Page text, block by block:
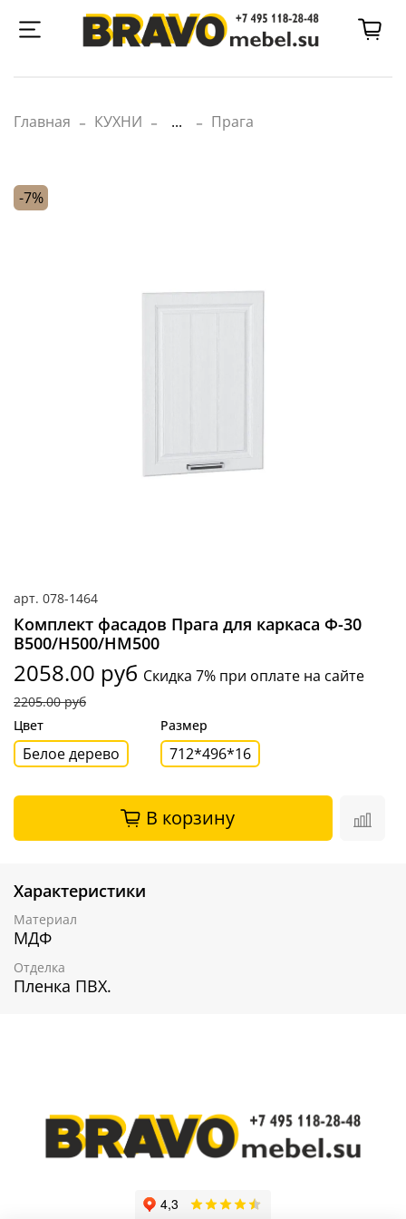
Главная КУХНИ ... Прага
-7%
арт. 078-1464
Комплект фасадов Прага для каркаса Ф-30
В500/Н500/НМ500
2058.00 руб Скидка 7% при оплате на сайте
2205.00 руб
Цвет
Белое дерево
Размер
712*496*16
В корзину
Характеристики
Материал
МДФ
Отделка
Пленка ПВХ.